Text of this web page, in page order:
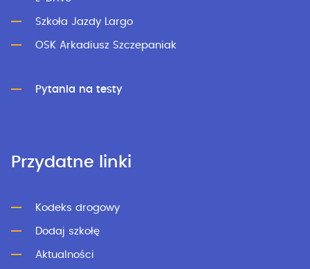
Szkoła Jazdy Largo
OSK Arkadiusz Szczepaniak
Pytania na testy
Przydatne linki
Kodeks drogowy
Dodaj szkołę
Aktualności